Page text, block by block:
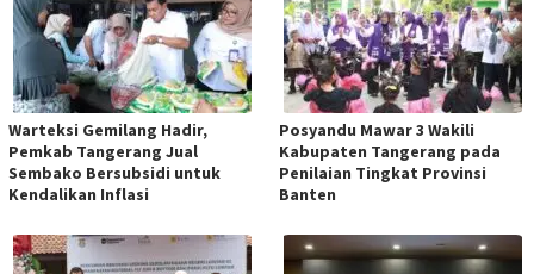
Warteksi Gemilang Hadir,
Pemkab Tangerang Jual
Sembako Bersubsidi untuk
Kendalikan Inflasi
Posyandu Mawar 3 Wakili
Kabupaten Tangerang pada
Penilaian Tingkat Provinsi
Banten